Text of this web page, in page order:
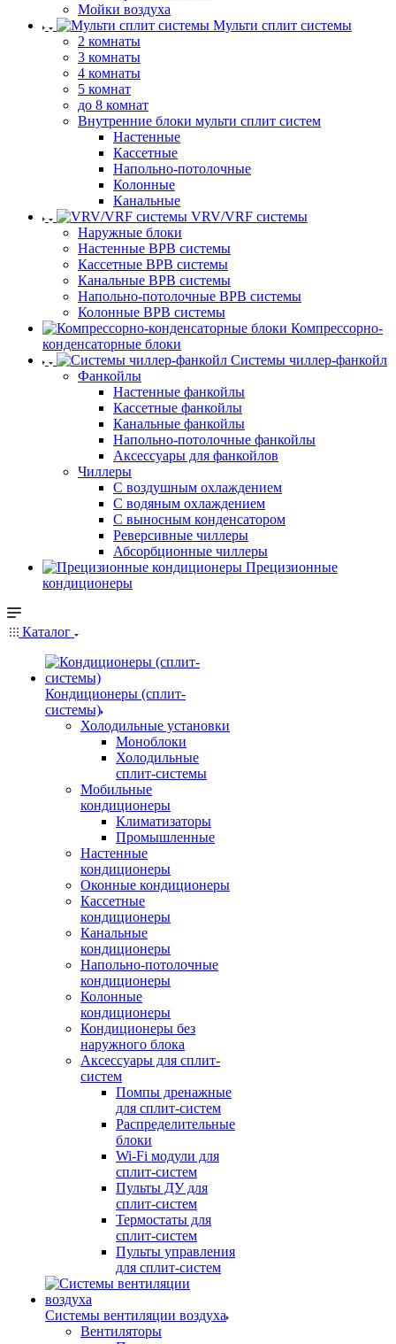
Мойки воздуха
Мульти сплит системы
2 комнаты
3 комнаты
4 комнаты
5 комнат
до 8 комнат
Внутренние блоки мульти сплит систем
Настенные
Кассетные
Напольно-потолочные
Колонные
Канальные
VRV/VRF системы
Наружные блоки
Настенные ВРВ системы
Кассетные ВРВ системы
Канальные ВРВ системы
Напольно-потолочные ВРВ системы
Колонные ВРВ системы
Компрессорно-
конденсаторные блоки
Системы чиллер-фанкойл
Фанкойлы
Настенные фанкойлы
Кассетные фанкойлы
Канальные фанкойлы
Напольно-потолочные фанкойлы
Аксессуары для фанкойлов
Чиллеры
С воздушным охлаждением
С водяным охлаждением
С выносным конденсатором
Реверсивные чиллеры
Абсорбционные чиллеры
Прецизионные
кондиционеры
Каталог
Кондиционеры (сплит-
системы)
Холодильные установки
Моноблоки
Холодильные
сплит-системы
Мобильные
кондиционеры
Климатизаторы
Промышленные
Настенные
кондиционеры
Оконные кондиционеры
Кассетные
кондиционеры
Канальные
кондиционеры
Напольно-потолочные
кондиционеры
Колонные
кондиционеры
Кондиционеры без
наружного блока
Аксессуары для сплит-
систем
Помпы дренажные
для сплит-систем
Распределительные
блоки
Wi-Fi модули для
сплит-систем
Пульты ДУ для
сплит-систем
Термостаты для
сплит-систем
Пульты управления
для сплит-систем
Системы вентиляции воздуха
Вентиляторы